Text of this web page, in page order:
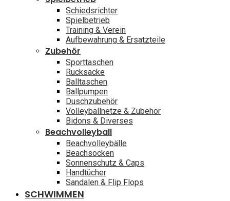
Schiedsrichter
Spielbetrieb
Training & Verein
Aufbewahrung & Ersatzteile
Zubehör
Sporttaschen
Rucksäcke
Balltaschen
Ballpumpen
Duschzubehör
Volleyballnetze & Zubehör
Bidons & Diverses
Beachvolleyball
Beachvolleybälle
Beachsocken
Sonnenschutz & Caps
Handtücher
Sandalen & Flip Flops
SCHWIMMEN